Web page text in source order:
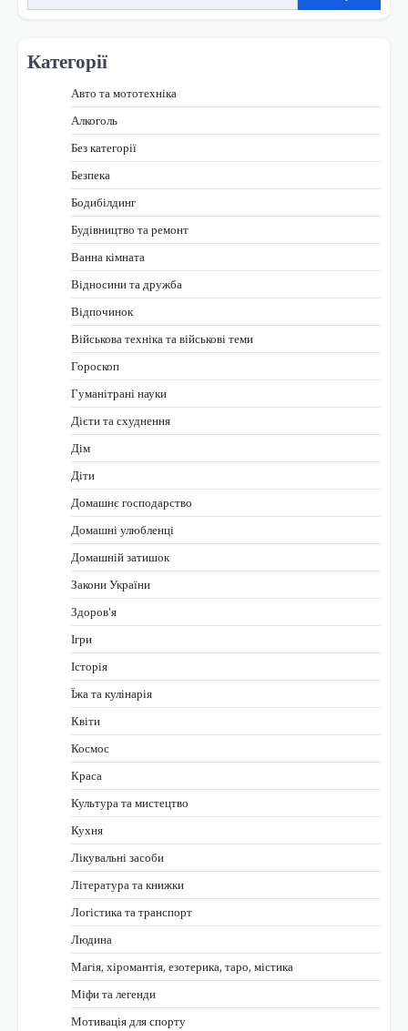
Категорії
Авто та мототехніка
Алкоголь
Без категорії
Безпека
Бодибілдинг
Будівництво та ремонт
Ванна кімната
Відносини та дружба
Відпочинок
Військова техніка та військові теми
Гороскоп
Гуманітрані науки
Дієти та схуднення
Дім
Діти
Домашнє господарство
Домашні улюбленці
Домашній затишок
Закони України
Здоров'я
Ігри
Історія
Їжа та кулінарія
Квіти
Космос
Краса
Культура та мистецтво
Кухня
Лікувальні засоби
Література та книжки
Логістика та транспорт
Людина
Магія, хіромантія, езотерика, таро, містика
Міфи та легенди
Мотивація для спорту